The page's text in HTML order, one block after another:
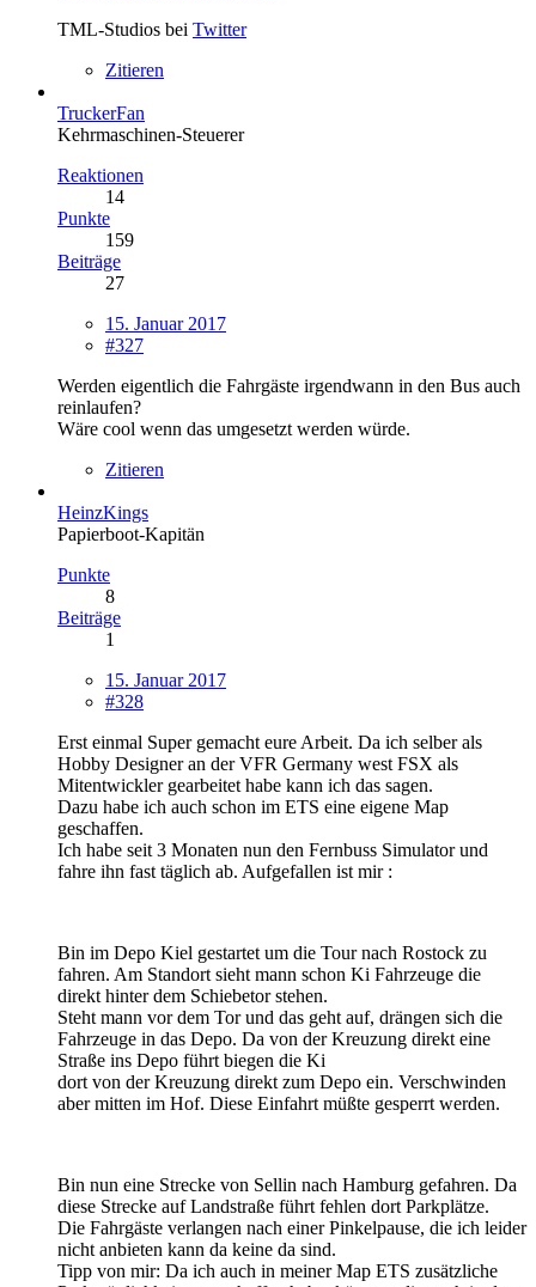
TML-Studios bei Twitter
Zitieren
TruckerFan
Kehrmaschinen-Steuerer
Reaktionen
14
Punkte
159
Beiträge
27
15. Januar 2017
#327
Werden eigentlich die Fahrgäste irgendwann in den Bus auch
reinlaufen?
Wäre cool wenn das umgesetzt werden würde.
Zitieren
HeinzKings
Papierboot-Kapitän
Punkte
8
Beiträge
1
15. Januar 2017
#328
Erst einmal Super gemacht eure Arbeit. Da ich selber als
Hobby Designer an der VFR Germany west FSX als
Mitentwickler gearbeitet habe kann ich das sagen.
Dazu habe ich auch schon im ETS eine eigene Map
geschaffen.
Ich habe seit 3 Monaten nun den Fernbuss Simulator und
fahre ihn fast täglich ab. Aufgefallen ist mir :
Bin im Depo Kiel gestartet um die Tour nach Rostock zu
fahren. Am Standort sieht mann schon Ki Fahrzeuge die
direkt hinter dem Schiebetor stehen.
Steht mann vor dem Tor und das geht auf, drängen sich die
Fahrzeuge in das Depo. Da von der Kreuzung direkt eine
Straße ins Depo führt biegen die Ki
dort von der Kreuzung direkt zum Depo ein. Verschwinden
aber mitten im Hof. Diese Einfahrt müßte gesperrt werden.
Bin nun eine Strecke von Sellin nach Hamburg gefahren. Da
diese Strecke auf Landstraße führt fehlen dort Parkplätze.
Die Fahrgäste verlangen nach einer Pinkelpause, die ich leider
nicht anbieten kann da keine da sind.
Tipp von mir: Da ich auch in meiner Map ETS zusätzliche